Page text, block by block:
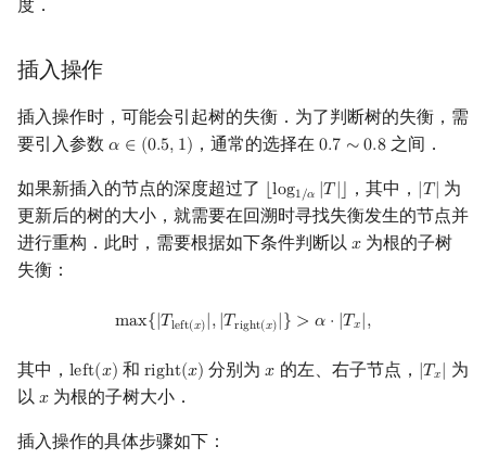
度．
插入操作
插入操作时，可能会引起树的失衡．为了判断树的失衡，需
要引入参数 𝛼 ∈ (0.5, 1)
α∈( 0.5,1) ，通常的选择在 0.7 ∼0.8
0.7 ∼0.8 之间．
如果新插入的节点的深度超过了 ⌊log1/𝛼 |𝑇 |⌋
log1/α |T ，其中， |𝑇|
|T| 为
更新后的树的大小，就需要在回溯时寻找失衡发生的节点并
进行重构．此时，需要根据如下条件判断以 𝑥
x 为根的子树
失衡：
max{|𝑇left(𝑥)|,|𝑇 right(𝑥)|} > 𝛼 ⋅ |𝑇𝑥|,
max{|Tleft ( x |,|T right(x )|} >α ⋅ |Tx |
其中， left(𝑥)
left(x) 和right(𝑥)
right(x) 分别为𝑥
x 的左、右子节点， |𝑇𝑥|
|Tx 为
以 𝑥
x 为根的子树大小．
插入操作的具体步骤如下：